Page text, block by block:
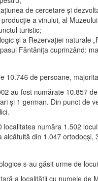
de cercetare şi
a vinului, al
turistic;
şi a Rezervaţiei naturale
Fântâniţa cuprinzând:
10.746 de persoane,
au fost numărate 10.857
şi 1 german. Din punct de
localitatea număra 1.502
alcătuită din 1.047
s-au găsit urme de
a localităţii cu numele